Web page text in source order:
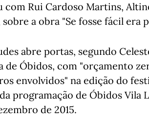
com Rui Cardoso Martins,
a obra "Se fosse fácil era
abre portas, segundo
de Óbidos, com "orçamento
envolvidos" na edição do
programação de Óbidos Vila
de 2015.